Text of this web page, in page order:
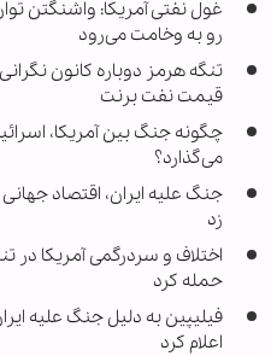
غول نفتی آمریکا: واشنگتن
رو به وخامت می‌رود
قیمت نفت برنت
چگونه جنگ بین آمریکا،
می‌گذارد؟
جنگ علیه ایران، اقتصاد
زد
اختلاف و سردرگمی آمریکا در
حمله کرد
فیلیپین به دلیل جنگ علیه
اعلام کرد